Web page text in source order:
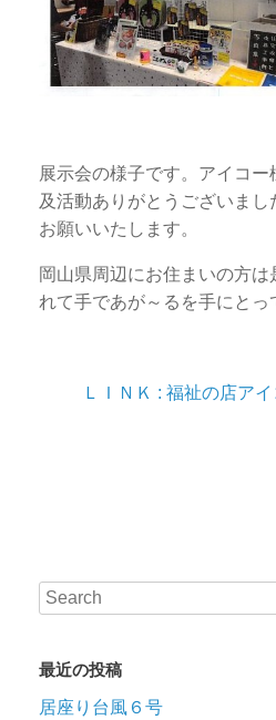
展示会の様子です。アイコ
及活動ありがとうございまし
お願いいたします。
岡山県周辺にお住まいの方
れて手であが～るを手にとっ
ＬＩＮＫ : 福祉の店ア
最近の投稿
居座り台風６号